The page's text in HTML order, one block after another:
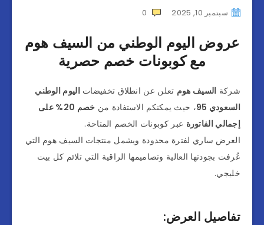
سبتمبر 10, 2025 0
عروض اليوم الوطني من السيف هوم
مع كوبونات خصم حصرية
شركة السيف هوم تعلن عن انطلاق تخفيضاتاليوم الوطني
السعودي 95
، حيث يمكنكم الاستفادة من
خصم 20% على
إجمالي الفاتورة عبر كوبونات الخصم المتاحة.
العرض ساري لفترة محدودة ويشمل منتجات السيف هوم التي
عُرفت بجودتها العالية وتصاميمها الراقية التي تلائم كل بيت
خليجي.
تفاصيل العرض: